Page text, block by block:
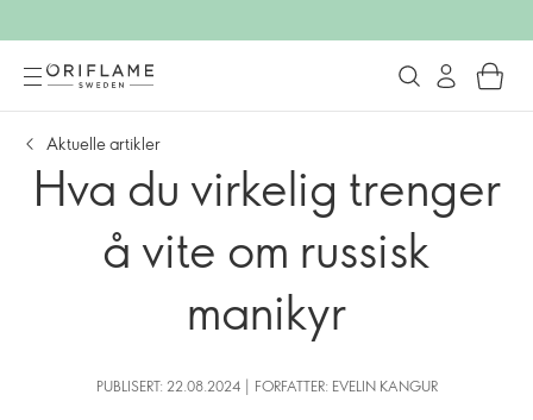
Aktuelle artikler
Hva du virkelig trenger
å vite om russisk
manikyr
PUBLISERT: 22.08.2024 | FORFATTER: EVELIN KANGUR